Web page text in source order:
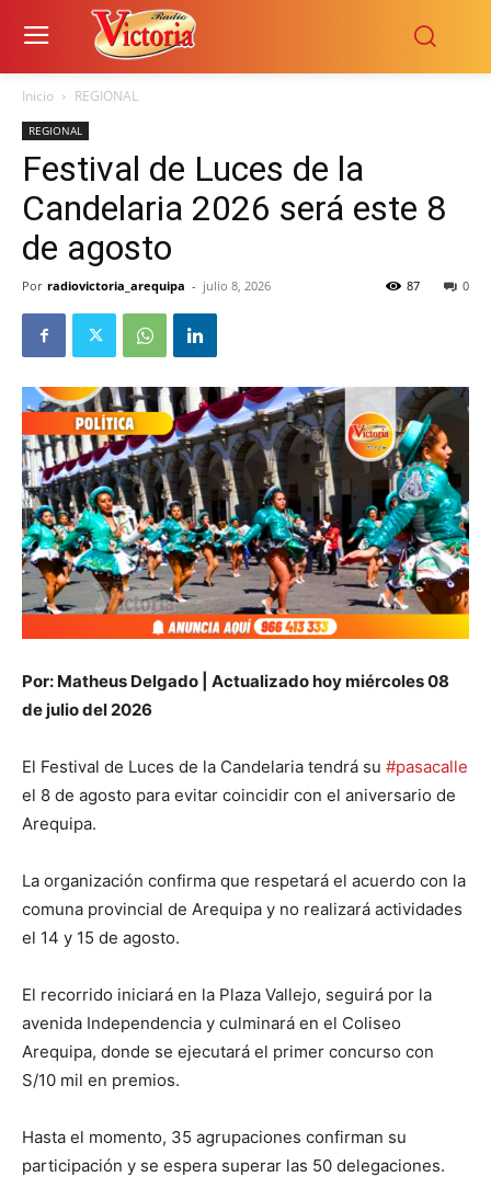
Inicio REGIONAL
REGIONAL
Festival de Luces de la
Candelaria 2026 será este 8
de agosto
Por radiovictoria_arequipa - julio 8, 2026 0
87
Por: Matheus Delgado | Actualizado hoy miércoles 08
de julio del 2026
El Festival de Luces de la Candelaria tendrá su #pasacalle
el 8 de agosto para evitar coincidir con el aniversario de
Arequipa.
La organización confirma que respetará el acuerdo con la
comuna provincial de Arequipa y no realizará actividades
el 14 y 15 de agosto.
El recorrido iniciará en la Plaza Vallejo, seguirá por la
avenida Independencia y culminará en el Coliseo
Arequipa, donde se ejecutará el primer concurso con
S/10 mil en premios.
Hasta el momento, 35 agrupaciones confirman su
participación y se espera superar las 50 delegaciones.